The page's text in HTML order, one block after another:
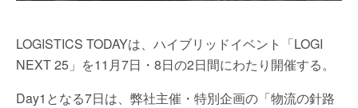
LOGISTICS TODAYは、ハイブリッドイベント「LOGI
NEXT 25」を11月7日・8日の2日間にわたり開催する。
Day1となる7日は、弊社主催・特別企画の「物流の針路